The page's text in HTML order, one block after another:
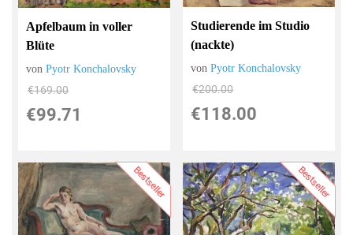
Apfelbaum in voller
Blüte
vonPyotr Konchalovsky
€169.00
€99.71
Studierende im Studio
(nackte)
vonPyotr Konchalovsky
€200.00
€118.00
Bestseller Bestseller